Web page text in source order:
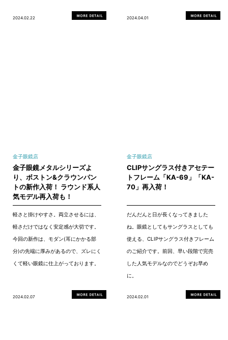
2024.02.22 2024.04.01
金子眼鏡店
金子眼鏡メタルシリーズよ
り、ボストン&クラウンパン
トの新作入荷！ ラウンド系人
気モデル再入荷も！
軽さと掛けやすさ。両立させるには、
軽さだけではなく安定感が大切です。
今回の新作は、モダン(耳にかかる部
分)の先端に厚みがあるので、ズレにく
くて軽い眼鏡に仕上がっております。
2024.02.07
金子眼鏡店
CLIPサングラス付きアセテー
トフレーム「KA-69」「KA-
70」再入荷！
だんだんと日が長くなってきました
ね。眼鏡としてもサングラスとしても
使える、CLIPサングラス付きフレーム
のご紹介です。前回、早い段階で完売
した人気モデルなのでどうぞお早め
に。
2024.02.01